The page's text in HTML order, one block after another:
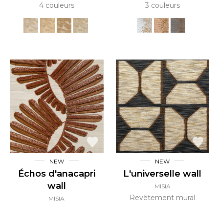
4 couleurs
3 couleurs
NEW
Échos d'anacapri
wall
MISIA
NEW
L'universelle wall
MISIA
Revêtement mural